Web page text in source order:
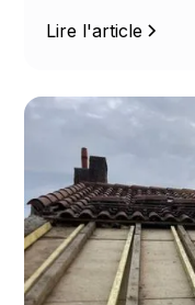
mesures de
Lire l'article